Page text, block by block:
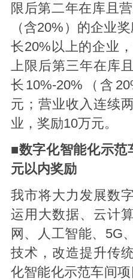
限后第二年在库且
（含20%）的企业
长20%以上的企业
上限后第三年在库
长10%-20%（含
元；营业收入连续
业，奖励10万元。
■数字化智能化示范
元以内奖励
我市将大力发展数
运用大数据、云计
网、人工智能、5G
技术，改造提升传
化智能化示范车间